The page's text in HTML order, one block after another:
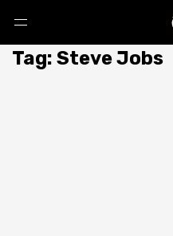
Tag: Steve Jobs